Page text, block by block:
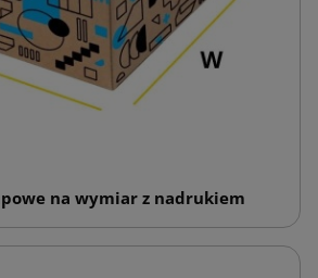
na wymiar z nadrukiem